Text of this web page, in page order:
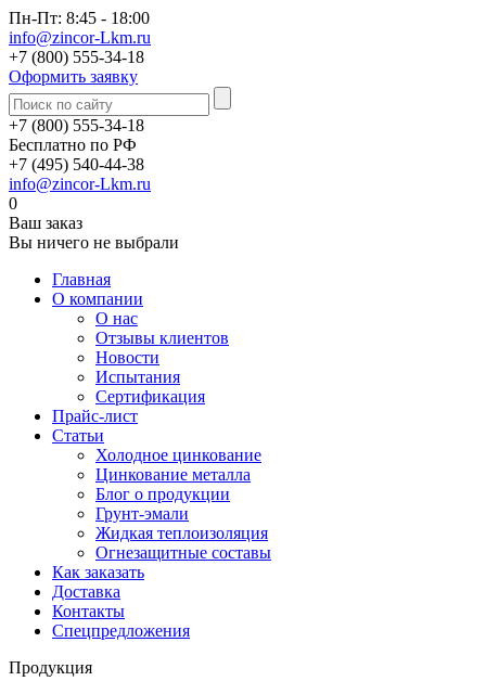
Пн-Пт: 8:45 - 18:00
info@zincor-Lkm.ru
+7 (800) 555-34-18
Оформить заявку
+7 (800) 555-34-18
Бесплатно по РФ
+7 (495) 540-44-38
info@zincor-Lkm.ru
0
Ваш заказ
Вы ничего не выбрали
Главная
О компании
О нас
Отзывы клиентов
Новости
Испытания
Сертификация
Прайс-лист
Статьи
Холодное цинкование
Цинкование металла
Блог о продукции
Грунт-эмали
Жидкая теплоизоляция
Огнезащитные составы
Как заказать
Доставка
Контакты
Спецпредложения
Продукция